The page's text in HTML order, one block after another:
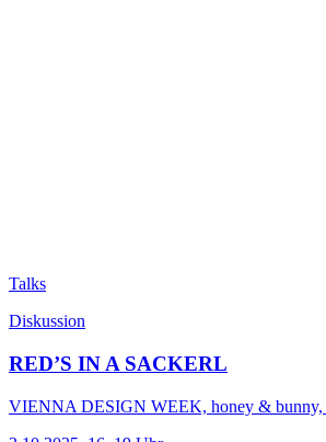
Talks
Diskussion
RED’S IN A SACKERL
VIENNA DESIGN WEEK, honey & bunny,